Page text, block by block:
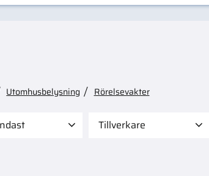
Utomhusbelysning Rörelsevakter
Tillverkare